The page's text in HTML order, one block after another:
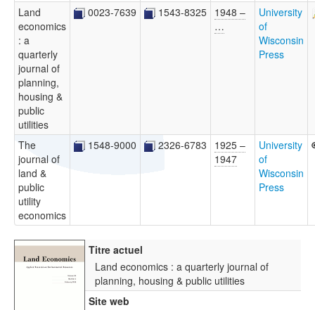
Land
economics
: a
quarterly
journal of
planning,
housing &
public
utilities
0023-7639 1543-8325 1948 –
…
University
of
Wisconsin
Press
The
journal of
land &
public
utility
economics
1548-9000 2326-6783
1925 –
1947
University
of
Wisconsin
Press
Titre actuel
Land economics : a quarterly journal of
planning, housing & public utilities
Site web